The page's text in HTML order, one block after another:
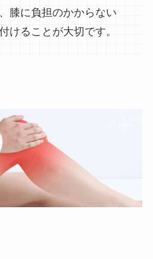
膝に負担のかからない
けることが大切です。